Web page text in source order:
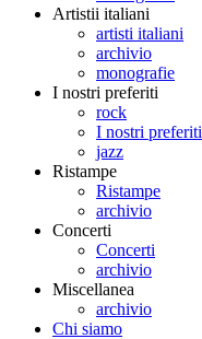
Artistii italiani
artisti italiani
archivio
monografie
I nostri preferiti
rock
I nostri preferiti
jazz
Ristampe
Ristampe
archivio
Concerti
Concerti
archivio
Miscellanea
archivio
Chi siamo